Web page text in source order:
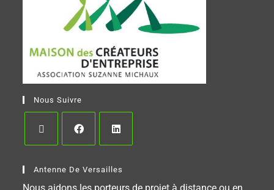
Nous Suivre
Antenne De Versailles